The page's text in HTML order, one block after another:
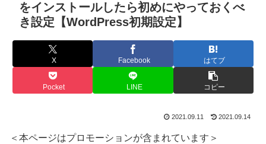
をインストールしたら初めにやっておくべ
き設定【WordPress初期設定】
X Facebook はてブ
Pocket LINE コピー
2021.09.11 2021.09.14
＜本ページはプロモーションが含まれています＞